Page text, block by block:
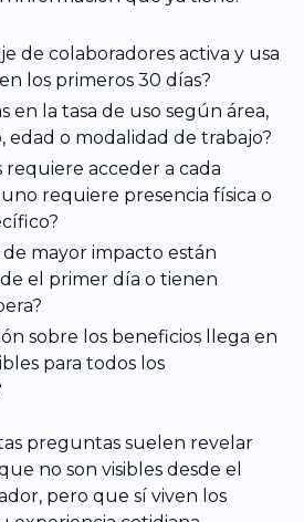
de colaboradores activa y usa
los primeros 30 días?
en la tasa de uso según área,
edad o modalidad de trabajo?
requiere acceder a cada
requiere presencia física o
de mayor impacto están
el primer día o tienen
sobre los beneficios llega en
para todos los
preguntas suelen revelar
no son visibles desde el
pero que sí viven los